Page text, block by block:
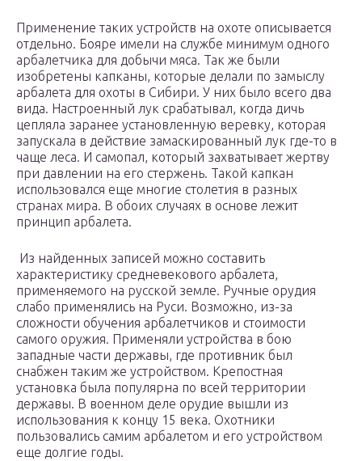
Применение таких устройств на охоте описывается
отдельно. Бояре имели на службе минимум одного
арбалетчика для добычи мяса. Так же были
изобретены капканы, которые делали по замыслу
арбалета для охоты в Сибири. У них было всего два
вида. Настроенный лук срабатывал, когда дичь
цепляла заранее установленную веревку, которая
запускала в действие замаскированный лук где-то в
чаще леса. И самопал, который захватывает жертву
при давлении на его стержень. Такой капкан
использовался еще многие столетия в разных
странах мира. В обоих случаях в основе лежит
принцип арбалета.
Из найденных записей можно составить
характеристику средневекового арбалета,
применяемого на русской земле. Ручные орудия
слабо применялись на Руси. Возможно, из-за
сложности обучения арбалетчиков и стоимости
самого оружия. Применяли устройства в бою
западные части державы, где противник был
снабжен таким же устройством. Крепостная
установка была популярна по всей территории
державы. В военном деле орудие вышли из
использования к концу 15 века. Охотники
пользовались самим арбалетом и его устройством
еще долгие годы.